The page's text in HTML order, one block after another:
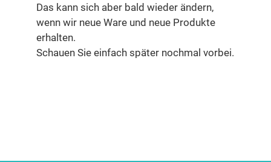
Das kann sich aber bald wieder ändern,
wenn wir neue Ware und neue Produkte
erhalten.
Schauen Sie einfach später nochmal vorbei.